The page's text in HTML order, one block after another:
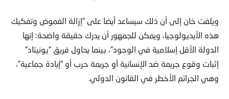
ويلفت خان إلى أن ذلك سيساعد أيضا على “إزالة الغموض وتفكيك
هذه الأيديولوجيا، ويمكن للجمهور أن يدرك حقيقة واضحة: إنها
الدولة الأقل إسلامية في الوجود”، بينما يحاول فريق “يونيتاد”
إثبات وقوع جريمة ضد الإنسانية أو جريمة حرب أو “إبادة جماعية”،
وهي الجرائم الأخطر في القانون الدولي.